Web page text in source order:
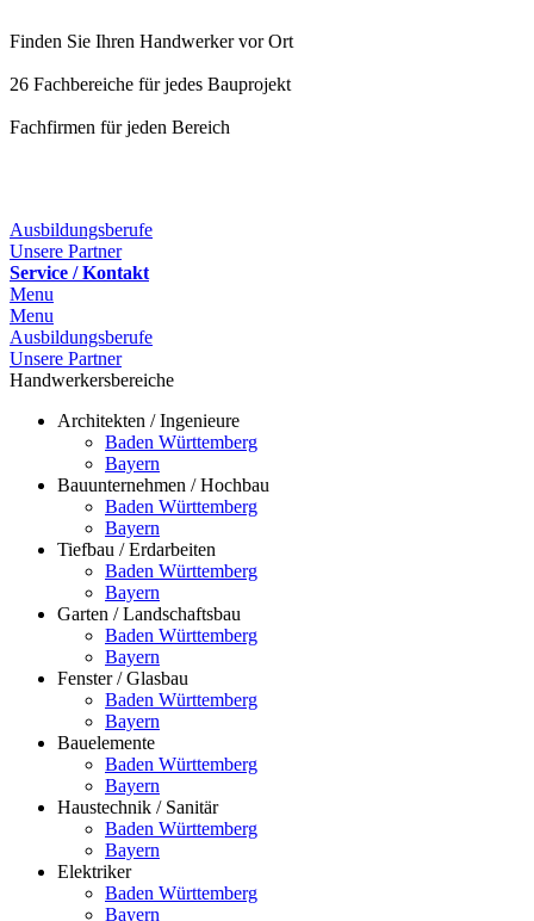
Finden Sie Ihren Handwerker vor Ort
26 Fachbereiche für jedes Bauprojekt
Fachfirmen für jeden Bereich
Ausbildungsberufe
Unsere Partner
Service / Kontakt
Menu
Menu
Ausbildungsberufe
Unsere Partner
Handwerkersbereiche
Architekten / Ingenieure
Baden Württemberg
Bayern
Bauunternehmen / Hochbau
Baden Württemberg
Bayern
Tiefbau / Erdarbeiten
Baden Württemberg
Bayern
Garten / Landschaftsbau
Baden Württemberg
Bayern
Fenster / Glasbau
Baden Württemberg
Bayern
Bauelemente
Baden Württemberg
Bayern
Haustechnik / Sanitär
Baden Württemberg
Bayern
Elektriker
Baden Württemberg
Bayern